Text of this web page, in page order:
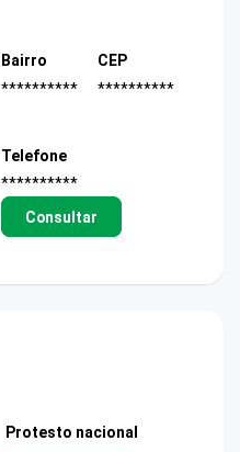
Bairro
**********
CEP
**********
Telefone
**********
Consultar
Protesto nacional